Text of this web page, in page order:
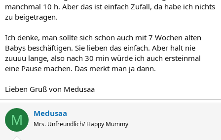
manchmal 10 h. Aber das ist einfach Zufall, da habe ich nichts
zu beigetragen.
Ich denke, man sollte sich schon auch mit 7 Wochen alten
Babys beschäftigen. Sie lieben das einfach. Aber halt nie
zuuuu lange, also nach 30 min würde ich auch ersteinmal
eine Pause machen. Das merkt man ja dann.
Lieben Gruß von Medusaa
M Medusaa
Mrs. Unfreundlich/ Happy Mummy